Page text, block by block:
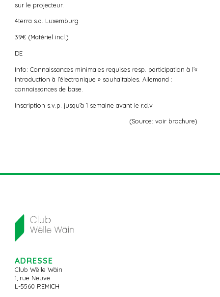
sur le projecteur.
4terra s.a. Luxemburg
39€ (Matériel incl.)
DE
Info: Connaissances minimales requises resp. participation à l’«
Introduction à l’électronique » souhaitables. Allemand :
connaissances de base.
Inscription s.v.p. jusqu’à 1 semaine avant le r.d.v
(Source: voir brochure)
ADRESSE
Club Wëlle Wäin
1, rue Neuve
L-5560 REMICH